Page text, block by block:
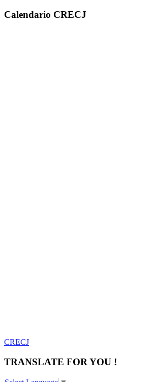
Calendario CRECJ
CRECJ
TRANSLATE FOR YOU !